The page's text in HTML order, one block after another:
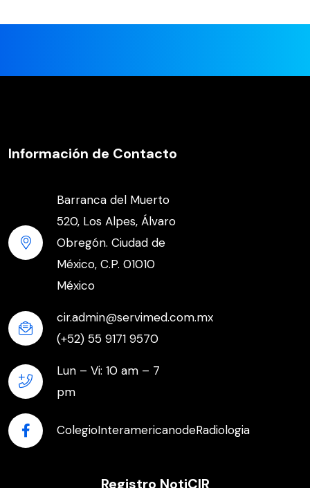
Información de Contacto
Barranca del Muerto
520, Los Alpes, Álvaro
Obregón. Ciudad de
México, C.P. 01010
México
cir.admin@servimed.com.mx
(+52) 55 9171 9570
Lun – Vi: 10 am – 7
pm
ColegioInteramericanodeRadiologia
Registro NotiCIR